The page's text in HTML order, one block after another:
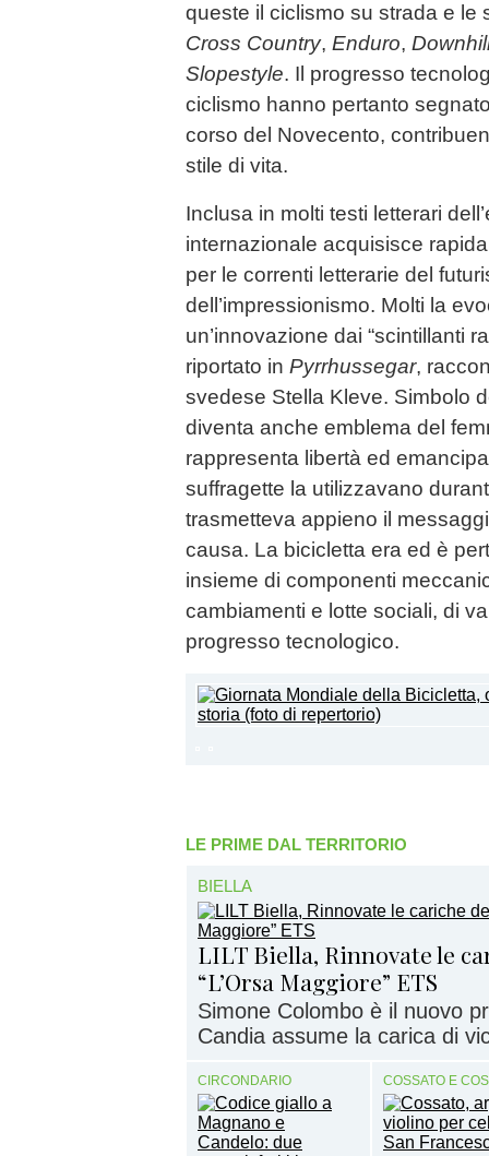
queste il ciclismo su strada e le
Cross Country, Enduro,
Slopestyle. Il progresso
ciclismo hanno pertanto
corso del Novecento,
stile di vita.
Inclusa in molti testi letterari
internazionale acquisisce
per le correnti letterarie del
dell’impressionismo. Molti la
un’innovazione dai “scintillanti
riportato in Pyrrhussegar,
svedese Stella Kleve. Simbolo
diventa anche emblema del
rappresenta libertà ed
suffragette la utilizzavano
trasmetteva appieno il
causa. La bicicletta era ed è
insieme di componenti
cambiamenti e lotte sociali, di
progresso tecnologico.
LE PRIME DAL TERRITORIO
BIELLA
LILT Biella, Rinnovate le
“L’Orsa Maggiore” ETS
Simone Colombo è il nuovo
Candia assume la carica di
CIRCONDARIO COSSATO E